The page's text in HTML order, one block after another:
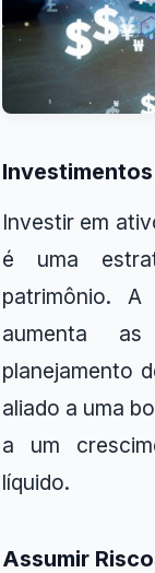
Investimentos
Investir em
é uma
patrimônio.
aumenta
planejamento
aliado a uma
a um
líquido.
Assumir